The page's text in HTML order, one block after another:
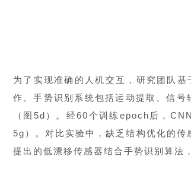
为了实现准确的人机交互，研究团队
作。手势识别系统包括运动提取、信
（图5d）。经60个训练epoch后，
5g）。对比实验中，缺乏结构优化的
提出的低漂移传感器结合手势识别算法